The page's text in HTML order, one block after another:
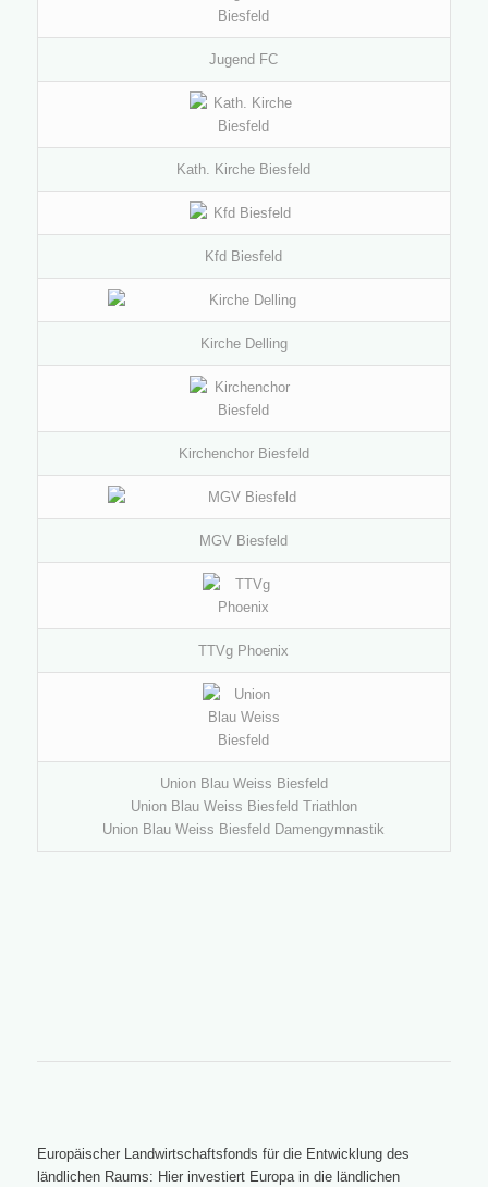
Jugend FC
Kath. Kirche Biesfeld
Kfd Biesfeld
Kirche Delling
Kirchenchor Biesfeld
MGV Biesfeld
TTVg Phoenix
Union Blau Weiss Biesfeld
Union Blau Weiss Biesfeld Triathlon
Union Blau Weiss Biesfeld Damengymnastik
Europäischer Landwirtschaftsfonds für die Entwicklung des
ländlichen Raums: Hier investiert Europa in die ländlichen